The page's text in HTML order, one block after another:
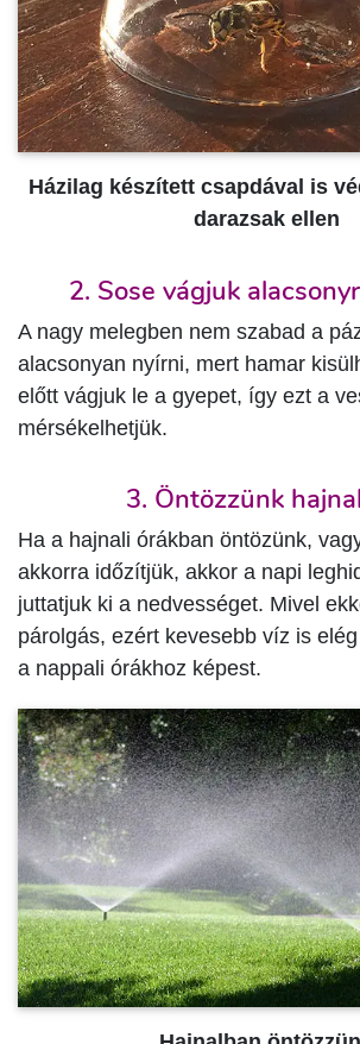
Házilag készített csapdával is
darazsak ellen
2. Sose vágjuk
A nagy melegben nem szabad a
alacsonyan nyírni, mert hamar
előtt vágjuk le a gyepet, így ezt a
mérsékelhetjük.
3. Öntözzünk
Ha a hajnali órákban öntözünk,
akkorra időzítjük, akkor a napi
juttatjuk ki a nedvességet. Mivel
párolgás, ezért kevesebb víz is
a nappali órákhoz képest.